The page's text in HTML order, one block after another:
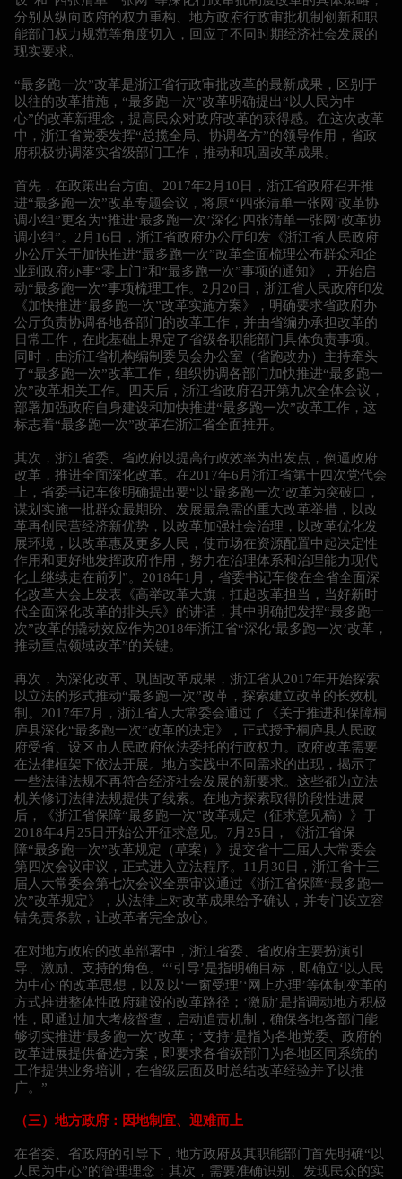
分别从纵向政府的权力重构、地方政府行政审批机制创新和职
能部门权力规范等角度切入，回应了不同时期经济社会发展的
现实要求。
“最多跑一次”改革是浙江省行政审批改革的最新成果，区别于
以往的改革措施，“最多跑一次”改革明确提出“以人民为中
心”的改革新理念，提高民众对政府改革的获得感。在这次改革
中，浙江省党委发挥“总揽全局、协调各方”的领导作用，省政
府积极协调落实省级部门工作，推动和巩固改革成果。
首先，在政策出台方面。2017年2月10日，浙江省政府召开推
进“最多跑一次”改革专题会议，将原“‘四张清单一张网’改革协
调小组”更名为“推进‘最多跑一次’深化‘四张清单一张网’改革协
调小组”。2月16日，浙江省政府办公厅印发《浙江省人民政府
办公厅关于加快推进“最多跑一次”改革全面梳理公布群众和企
业到政府办事“零上门”和“最多跑一次”事项的通知》，开始启
动“最多跑一次”事项梳理工作。2月20日，浙江省人民政府印发
《加快推进“最多跑一次”改革实施方案》，明确要求省政府办
公厅负责协调各地各部门的改革工作，并由省编办承担改革的
日常工作，在此基础上界定了省级各职能部门具体负责事项。
同时，由浙江省机构编制委员会办公室（省跑改办）主持牵头
了“最多跑一次”改革工作，组织协调各部门加快推进“最多跑一
次”改革相关工作。四天后，浙江省政府召开第九次全体会议，
部署加强政府自身建设和加快推进“最多跑一次”改革工作，这
标志着“最多跑一次”改革在浙江省全面推开。
其次，浙江省委、省政府以提高行政效率为出发点，倒逼政府
改革，推进全面深化改革。在2017年6月浙江省第十四次党代会
上，省委书记车俊明确提出要“以‘最多跑一次’改革为突破口，
谋划实施一批群众最期盼、发展最急需的重大改革举措，以改
革再创民营经济新优势，以改革加强社会治理，以改革优化发
展环境，以改革惠及更多人民，使市场在资源配置中起决定性
作用和更好地发挥政府作用，努力在治理体系和治理能力现代
化上继续走在前列”。2018年1月，省委书记车俊在全省全面深
化改革大会上发表《高举改革大旗，扛起改革担当，当好新时
代全面深化改革的排头兵》的讲话，其中明确把发挥“最多跑一
次”改革的撬动效应作为2018年浙江省“深化‘最多跑一次’改革，
推动重点领域改革”的关键。
再次，为深化改革、巩固改革成果，浙江省从2017年开始探索
以立法的形式推动“最多跑一次”改革，探索建立改革的长效机
制。2017年7月，浙江省人大常委会通过了《关于推进和保障桐
庐县深化“最多跑一次”改革的决定》，正式授予桐庐县人民政
府受省、设区市人民政府依法委托的行政权力。政府改革需要
在法律框架下依法开展。地方实践中不同需求的出现，揭示了
一些法律法规不再符合经济社会发展的新要求。这些都为立法
机关修订法律法规提供了线索。在地方探索取得阶段性进展
后，《浙江省保障“最多跑一次”改革规定（征求意见稿）》于
2018年4月25日开始公开征求意见。7月25日，《浙江省保
障“最多跑一次”改革规定（草案）》提交省十三届人大常委会
第四次会议审议，正式进入立法程序。11月30日，浙江省十三
届人大常委会第七次会议全票审议通过《浙江省保障“最多跑一
次”改革规定》，从法律上对改革成果给予确认，并专门设立容
错免责条款，让改革者完全放心。
在对地方政府的改革部署中，浙江省委、省政府主要扮演引
导、激励、支持的角色。“‘引导’是指明确目标，即确立‘以人民
为中心’的改革思想，以及以‘一窗受理’‘网上办理’等体制变革的
方式推进整体性政府建设的改革路径；‘激励’是指调动地方积极
性，即通过加大考核督查，启动追责机制，确保各地各部门能
够切实推进‘最多跑一次’改革；‘支持’是指为各地党委、政府的
改革进展提供备选方案，即要求各省级部门为各地区同系统的
工作提供业务培训，在省级层面及时总结改革经验并予以推
广。”
（三）地方政府：因地制宜、迎难而上
在省委、省政府的引导下，地方政府及其职能部门首先明确“以
人民为中心”的管理理念；其次，需要准确识别、发现民众的实